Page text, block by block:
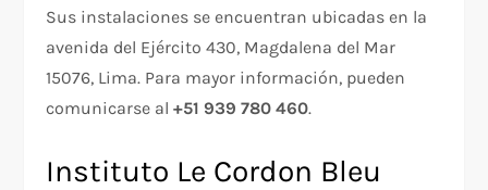
Sus instalaciones se encuentran ubicadas en la
avenida del Ejército 430, Magdalena del Mar
15076, Lima. Para mayor información, pueden
comunicarse al+51 939 780 460.
Instituto Le Cordon Bleu